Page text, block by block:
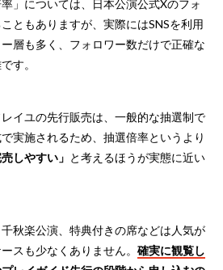
」については、日本公演公式Xのフォ
ともありますが、実際にはSNSを利用
層も多く、フォロワー数だけで正確な
す。
イユの先行販売は、一般的な抽選制で
実施されるため、抽選倍率というより
しやすい」 と考えるほうが実態に近い
秋楽公演、特典付きの席などは人気が
スも少なくありません。 確実に観覧し